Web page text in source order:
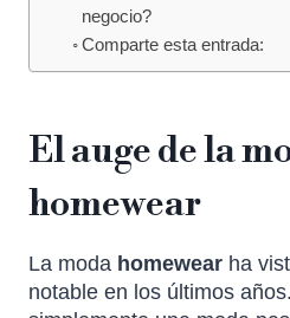
negocio?
Comparte esta entrada:
El auge de la
homewear
La moda homewear ha
notable en los últimos